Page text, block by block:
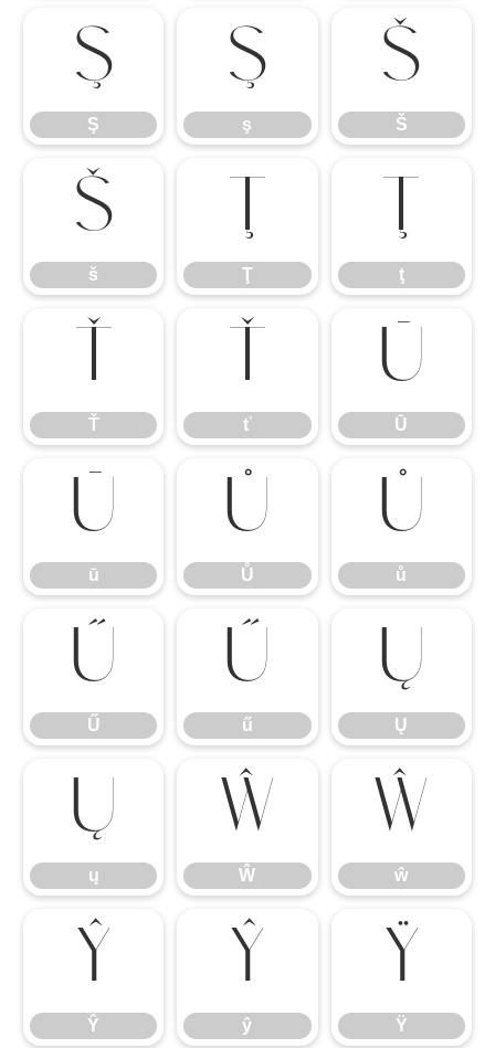
Ş
Ş
ş
ş
Š
Š
š
š
Ţ
Ţ
ţ
ţ
Ť
Ť
ť
ť
Ū
Ū
ū
ū
Ů
Ů
ů
ů
Ű
Ű
ű
ű
Ų
Ų
ų
ų
Ŵ
Ŵ
ŵ
ŵ
Ŷ
Ŷ
ŷ
ŷ
Ÿ
Ÿ